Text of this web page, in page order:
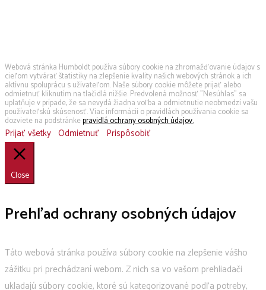
Webová stránka Humboldt používa súbory cookie na zhromažďovanie údajov s
cieľom vytvárať štatistiky na zlepšenie kvality našich webových stránok a ich
aktívnu spoluprácu s užívateľom. Naše súbory cookie môžete prijať alebo
odmietnuť kliknutím na tlačidlá nižšie. Predvolená možnosť "Nesúhlas" sa
uplatňuje v prípade, že sa nevydá žiadna voľba a odmietnutie neobmedzí vašu
používateľskú skúsenosť. Viac informácii o pravidlách používania cookie sa
dozviete na podstránkepravidlá ochrany osobných údajov.
Prijať všetky Odmietnuť Prispôsobiť
Close
Prehľad ochrany osobných údajov
Táto webová stránka používa súbory cookie na zlepšenie vášho
zážitku pri prechádzaní webom. Z nich sa vo vašom prehliadači
ukladajú súbory cookie, ktoré sú kategorizované podľa potreby,